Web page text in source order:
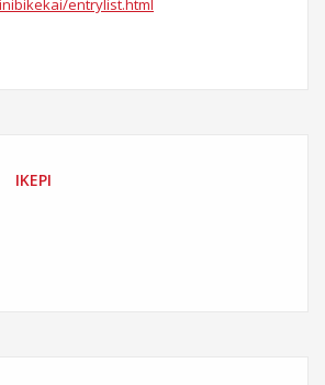
entrylist.html
IKEPI